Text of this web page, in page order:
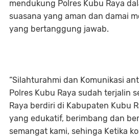
mendukung Polres Kubu Raya
suasana yang aman dan damai
yang bertanggung jawab.
“Silahturahmi dan Komunikasi
Polres Kubu Raya sudah terjalin
Raya berdiri di Kabupaten Kubu
yang edukatif, berimbang dan
semangat kami, sehinga Ketika